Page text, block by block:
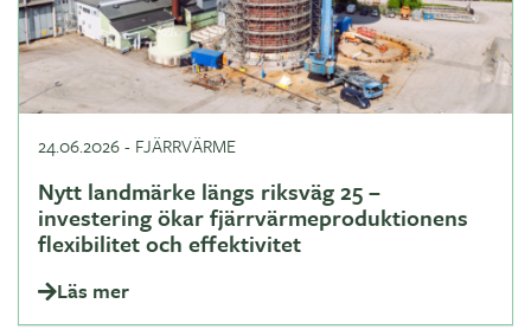
24.06.2026- FJÄRRVÄRME
Nytt landmärke längs riksväg 25 –
investering ökar fjärrvärmeproduktionens
flexibilitet och effektivitet
Läs mer